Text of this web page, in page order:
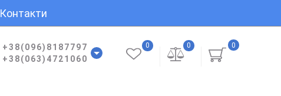
Контакти
+38(096)8187797
+38(063)4721060
0
0
0